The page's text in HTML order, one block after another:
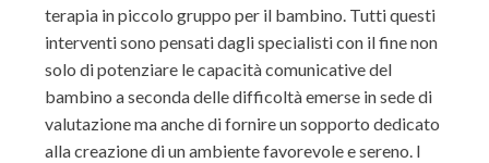
terapia in piccolo gruppo per il bambino. Tutti questi
interventi sono pensati dagli specialisti con il fine non
solo di potenziare le capacità comunicative del
bambino a seconda delle difficoltà emerse in sede di
valutazione ma anche di fornire un sopporto dedicato
alla creazione di un ambiente favorevole e sereno. I